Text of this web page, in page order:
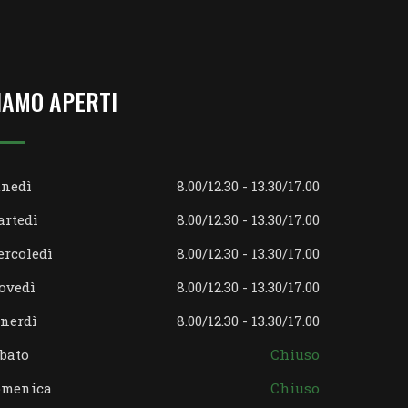
APERTI
8.00/12.30 - 13.30/17.00
8.00/12.30 - 13.30/17.00
8.00/12.30 - 13.30/17.00
8.00/12.30 - 13.30/17.00
8.00/12.30 - 13.30/17.00
Chiuso
Chiuso